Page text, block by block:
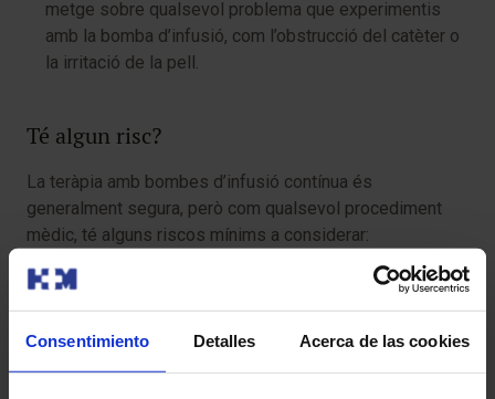
Consentimiento Detalles Acerca de las cookies
metge sobre qualsevol problema que experimentis
amb la bomba d’infusió, com l’obstrucció del catèter o
la irritació de la pell.
Té algun risc?
La teràpia amb bombes d’infusió contínua és
generalment segura, però com qualsevol procediment
mèdic, té alguns riscos mínims a considerar:
Infecció:
existeix un risc d’infecció en el lloc
d’inserció del catèter.
Irritació de la pell:la pell al voltant del lloc d’inserció